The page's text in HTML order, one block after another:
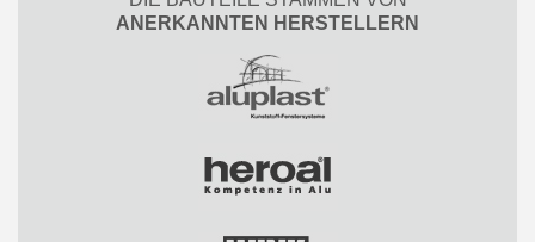
ANERKANNTEN HERSTELLERN